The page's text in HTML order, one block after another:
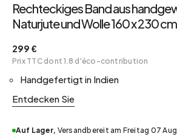
Rechteckiges Band aus
Naturjute und Wolle 160 x 230
299 €
Prix TTC dont 1.8 d'éco-contribution
Handgefertigt in Indien
Entdecken Sie
Auf Lager, Versandbereit am Freitag 07